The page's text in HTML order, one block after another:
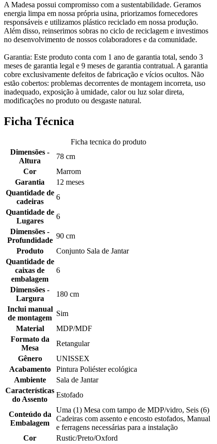
A Madesa possui compromisso com a sustentabilidade. Geramos
energia limpa em nossa própria usina, priorizamos fornecedores
responsáveis e utilizamos plástico reciclado em nossa produção.
Além disso, reinserimos sobras no ciclo de reciclagem e investimos
no desenvolvimento de nossos colaboradores e da comunidade.
Garantia: Este produto conta com 1 ano de garantia total, sendo 3
meses de garantia legal e 9 meses de garantia contratual. A garantia
cobre exclusivamente defeitos de fabricação e vícios ocultos. Não
estão cobertos: problemas decorrentes de montagem incorreta, uso
inadequado, exposição à umidade, calor ou luz solar direta,
modificações no produto ou desgaste natural.
Ficha Técnica
Ficha tecnica do produto
Dimensões -
Altura
78 cm
Cor
Marrom
Garantia
12 meses
Quantidade de
cadeiras
6
Quantidade de
Lugares
6
Dimensões -
Profundidade
90 cm
Produto
Conjunto Sala de Jantar
Quantidade de
caixas de
embalagem
6
Dimensões -
Largura
180 cm
Inclui manual
de montagem
Sim
Material
MDP/MDF
Formato da
Mesa
Retangular
Gênero
UNISSEX
Acabamento
Pintura Poliéster ecológica
Ambiente
Sala de Jantar
Características
do Assento
Estofado
Conteúdo da
Embalagem
Uma (1) Mesa com tampo de MDP/vidro, Seis (6)
Cadeiras com assento e encosto estofados, Manual
e ferragens necessárias para a instalação
Cor
Rustic/Preto/Oxford